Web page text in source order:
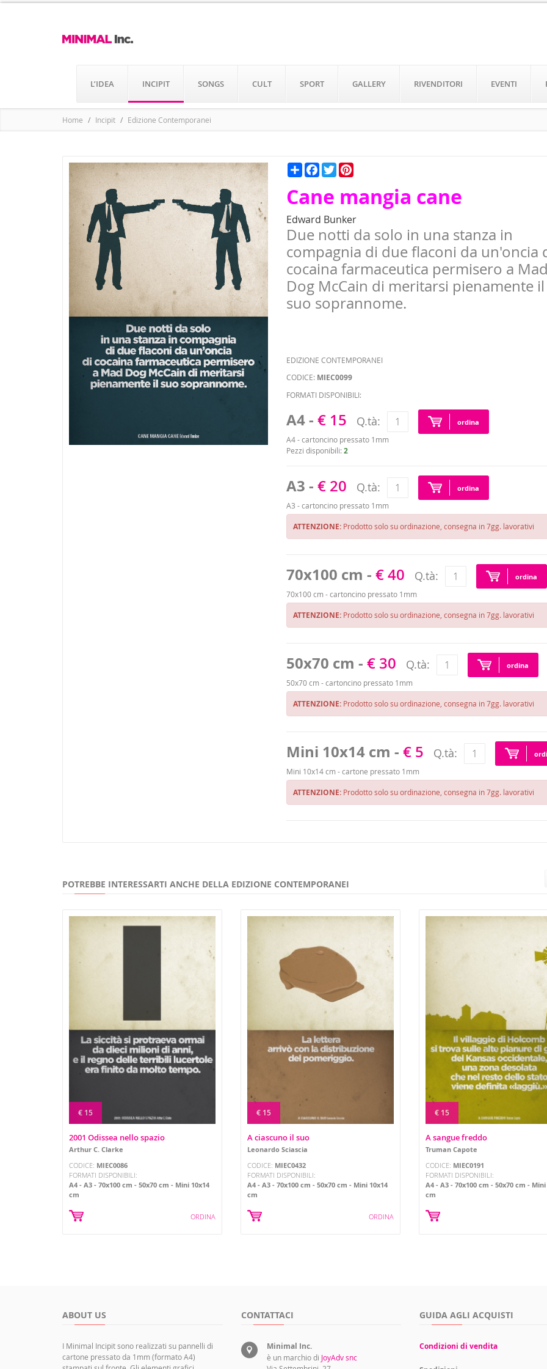
L’IDEA INCIPIT SONGS CULT SPORT GALLERY RIVENDITORI EVENTI
Home Incipit Edizione Contemporanei
CondividiFacebook
Twitter
Cane mangia cane
Edward Bunker
Due notti da solo in una stanza in
compagnia di due flaconi da un'oncia
cocaina farmaceutica permisero a
Dog McCain di meritarsi pienamente il
suo soprannome.
EDIZIONE CONTEMPORANEI
CODICE: MIEC0099
FORMATI DISPONIBILI:
A4 -€ 15 Q.tà: ordina
A4 - cartoncino pressato 1mm
Pezzi disponibili:2
A3 -€ 20 Q.tà: ordina
A3 - cartoncino pressato 1mm
ATTENZIONE: Prodotto solo su ordinazione, consegna in 7gg. lavorativi
70x100 cm -€ 40 Q.tà: ordina
70x100 cm - cartoncino pressato 1mm
ATTENZIONE: Prodotto solo su ordinazione, consegna in 7gg. lavorativi
50x70 cm -€ 30 Q.tà: ordina
50x70 cm - cartoncino pressato 1mm
ATTENZIONE: Prodotto solo su ordinazione, consegna in 7gg. lavorativi
Mini 10x14 cm -€ 5 Q.tà:
Mini 10x14 cm - cartone pressato 1mm
ATTENZIONE: Prodotto solo su ordinazione, consegna in 7gg. lavorativi
POTREBBE INTERESSARTI ANCHE DELLA EDIZIONE CONTEMPORANEI
€ 15
2001 Odissea nello spazio
Arthur C. Clarke
CODICE: MIEC0086
FORMATI DISPONIBILI:
A4
A3 70x100 cm 50x70 cm
Mini 10x14
cm
ORDINA
€ 15
A ciascuno il suo
Leonardo Sciascia
CODICE: MIEC0432
FORMATI DISPONIBILI:
A4
A3 70x100 cm 50x70 cm
Mini 10x14
cm
ORDINA
€ 15
A sangue freddo
Truman Capote
CODICE: MIEC0191
FORMATI DISPONIBILI:
A4
A3 70x100 cm 50x70 cm
Mini
cm
ABOUT US
I Minimal Incipit sono realizzati su pannelli di
cartone pressato da 1mm (formato A4)
CONTATTACI
Minimal Inc.
è un marchio di JoyAdv snc
GUIDA AGLI ACQUISTI
Condizioni di vendita